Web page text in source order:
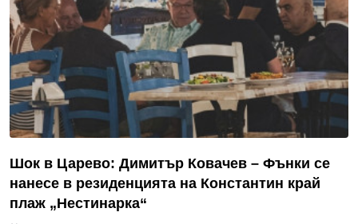
Шок в Царево: Димитър Ковачев – Фънки се
нанесе в резиденцията на Константин край
плаж „Нестинарка“